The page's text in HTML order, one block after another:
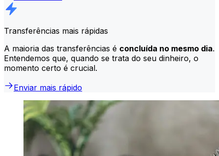
Transferências mais rápidas
A maioria das transferências é concluída no mesmo dia.
Entendemos que, quando se trata do seu dinheiro, o
momento certo é crucial.
Enviar mais rápido